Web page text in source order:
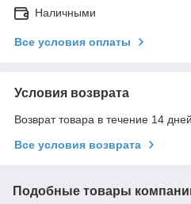
Наличными
Все условия оплаты
Условия возврата
Возврат товара в течение 14
Все условия возврата
Подобные товары